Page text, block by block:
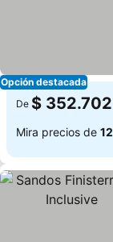
Opción destacada
De $ 352.702
Mira precios de